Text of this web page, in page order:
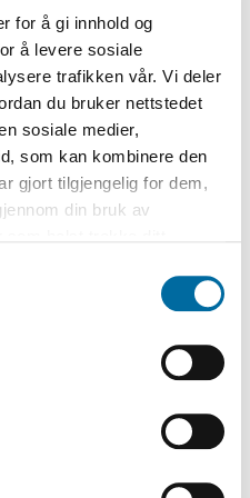
for å gi innhold og
å levere sosiale
trafikken vår. Vi deler
du bruker nettstedet
sosiale medier,
som kan kombinere den
gjort tilgjengelig for dem,
din bruk av
333